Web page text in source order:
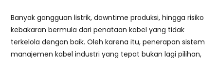
Banyak gangguan listrik, downtime produksi, hingga risiko
kebakaran bermula dari penataan kabel yang tidak
terkelola dengan baik. Oleh karena itu, penerapan sistem
manajemen kabel industri yang tepat bukan lagi pilihan,